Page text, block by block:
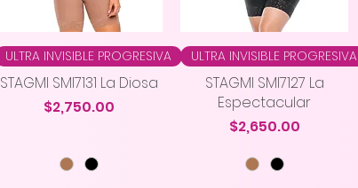
ULTRA INVISIBLE PROGRESIVA
STAGMI SMI7131 La Diosa
Precio
$2,750.00
ULTRA INVISIBLE PROGRESIVA
STAGMI SMI7127 La
Espectacular
Precio
$2,650.00